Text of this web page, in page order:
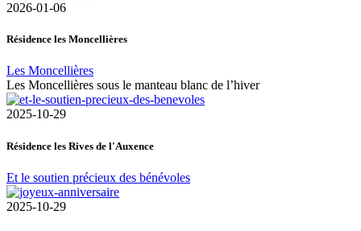
2026-01-06
Résidence les Moncellières
Les Moncellières
Les Moncellières sous le manteau blanc de l’hiver
2025-10-29
Résidence les Rives de l'Auxence
Et le soutien précieux des bénévoles
2025-10-29